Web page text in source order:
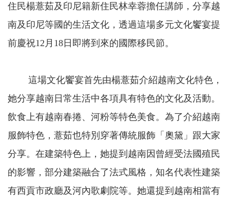
住民楊薏茹及印尼籍新住民林幸蓉擔任講師，分享越
南及印尼等國的生活文化，透過這場多元文化饗宴提
前慶祝12 月 18日即將到來的國際移民節。
這場文化饗宴首先由楊薏茹介紹越南文化特色，
她分享越南日常生活中各項具有特色的文化及活動。
飲食上有越南春捲、河粉等特色美食。為了介紹越南
服飾特色，薏茹也特別穿著傳統服飾「奧黛」跟大家
分享。在建築特色上，她提到越南因曾經受法國殖民
的影響，部分建築融合了法式風格，知名代表性建築
有西貢市政廳及河內歌劇院等。她還提到越南相當有